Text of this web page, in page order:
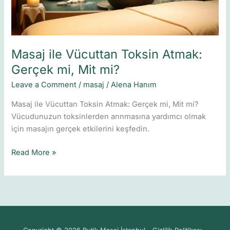
Masaj ile Vücuttan Toksin Atmak:
Gerçek mi, Mit mi?
Leave a Comment / masaj /Alena Hanım
Masaj ile Vücuttan Toksin Atmak: Gerçek mi, Mit mi?
Vücudunuzun toksinlerden arınmasına yardımcı olmak
için masajın gerçek etkilerini keşfedin.
Mit
mi?
Read More »